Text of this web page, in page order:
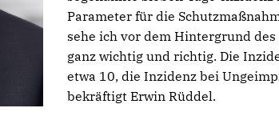
Parameter für die
sehe ich vor dem Hintergrund
ganz wichtig und richtig. Die
etwa 10, die Inzidenz bei
bekräftigt Erwin Rüddel.